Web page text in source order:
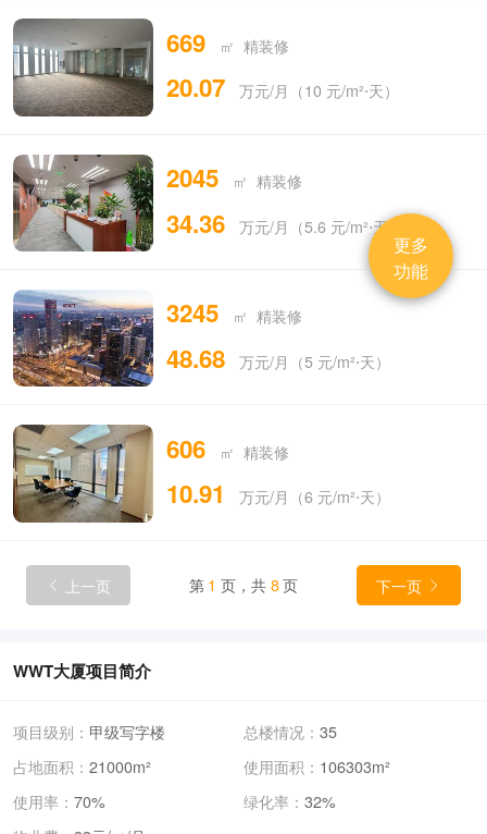
669 ㎡ 精装修
20.07 万元/月（10 元/m²⋅天）
2045 ㎡ 精装修
34.36 万元/月（5.6 元/m²⋅天）
3245 ㎡ 精装修
48.68 万元/月（5 元/m²⋅天）
606 ㎡ 精装修
10.91 万元/月（6 元/m²⋅天）
 上一页 第 1 页，共 8页 下一页 
WWT大厦项目简介
项目级别： 甲级写字楼 总楼情况： 35
占地面积： 21000m² 使用面积： 106303m²
使用率： 70% 绿化率： 32%
更多
功能